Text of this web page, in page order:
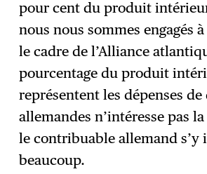
pour cent du produit
nous nous sommes engagés
le cadre de l’Alliance
pourcentage du produit
représentent les dépenses de
allemandes n’intéresse pas
le contribuable allemand s’y
beaucoup.